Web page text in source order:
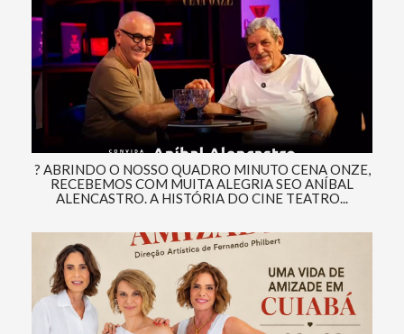
? ABRINDO O NOSSO QUADRO MINUTO CENA ONZE,
RECEBEMOS COM MUITA ALEGRIA SEO ANÍBAL
ALENCASTRO. A HISTÓRIA DO CINE TEATRO...